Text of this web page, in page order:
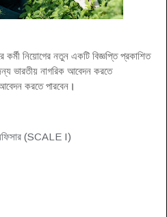
কর্মী নিয়োগের নতুন একটি বিজ্ঞপ্তি প্রকাশিত
ভারতীয় নাগরিক আবেদন করতে
করতে পারবেন ।
(SCALE I)